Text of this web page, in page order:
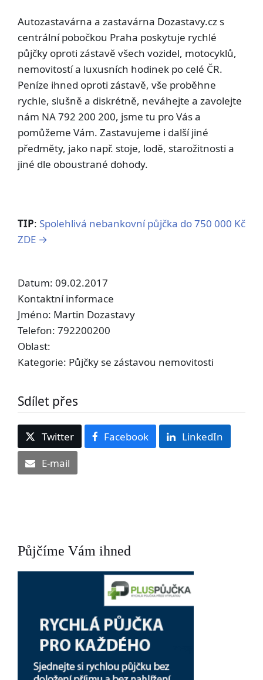
Autozastavárna a zastavárna Dozastavy.cz s
centrální pobočkou Praha poskytuje rychlé
půjčky oproti zástavě všech vozidel, motocyklů,
nemovitostí a luxusních hodinek po celé ČR.
Peníze ihned oproti zástavě, vše proběhne
rychle, slušně a diskrétně, neváhejte a zavolejte
nám NA 792 200 200, jsme tu pro Vás a
pomůžeme Vám. Zastavujeme i další jiné
předměty, jako např. stoje, lodě, starožitnosti a
jiné dle oboustrané dohody.
TIP: Spolehlivá nebankovní půjčka do 750 000 Kč
ZDE →
Datum: 09.02.2017
Kontaktní informace
Jméno: Martin Dozastavy
Telefon: 792200200
Oblast:
Kategorie: Půjčky se zástavou nemovitosti
Sdílet přes
Twitter Facebook
LinkedIn
E-mail
Půjčíme Vám ihned